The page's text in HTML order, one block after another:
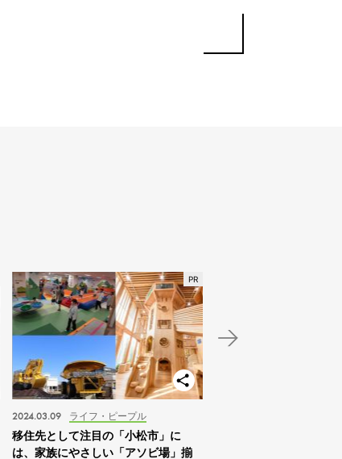
ライフ・ピープル
2024.03.09
移住先として注目の「小松市」に
は、家族にやさしい「アソビ場」揃